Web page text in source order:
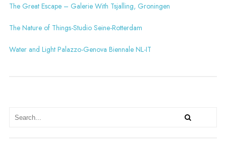
The Great Escape – Galerie With Tsjalling, Groningen
The Nature of Things-Studio Seine-Rotterdam
Water and Light Palazzo-Genova Biennale NL-IT